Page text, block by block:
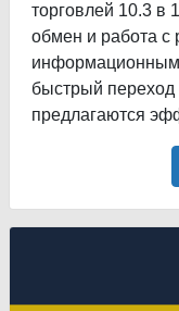
торговлей 10.3 в
обмен и работа с
быстрый переход
предлагаются